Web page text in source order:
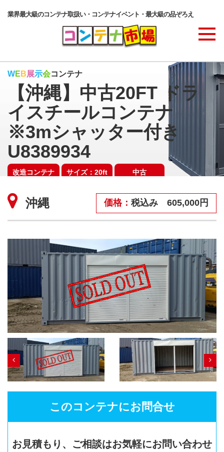
業界最大級のコンテナ取扱い・コンテナイベント・最大級の品ぞろえ
コンテナ・サービス
コンテナ活用例・実績
ご注文の流れ
カタログダウンロード
展示会場案内
WE B展示会コンテナ
【沖縄】中古20FT ドラ
イスチールコンテナ
※3mシャッター付き
U8389934
改造コンテナ サイズ：20ft 中古
SOLD OUT
沖縄 価格： 税込み 605,000円
このコンテナにお問合せ
お見積もり、ご相談はお気軽にお問い合わせ